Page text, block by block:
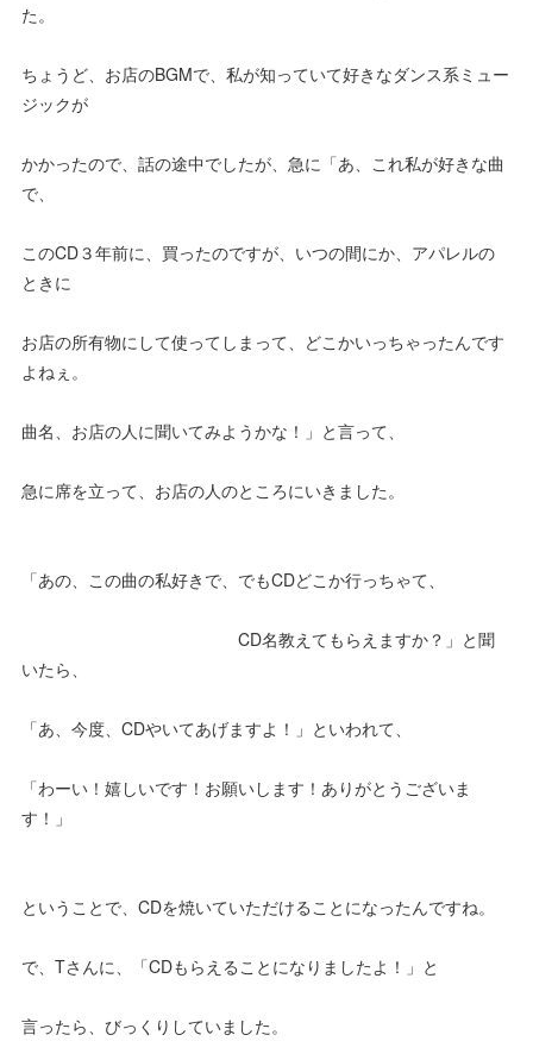
た。
ちょうど、お店のBGMで、私が知っていて好きなダンス系ミュー
ジックが
かかったので、話の途中でしたが、急に「あ、これ私が好きな曲
で、
このCD３年前に、買ったのですが、いつの間にか、アパレルの
ときに
お店の所有物にして使ってしまって、どこかいっちゃったんです
よねぇ。
曲名、お店の人に聞いてみようかな！」と言って、
急に席を立って、お店の人のところにいきました。
「あの、この曲の私好きで、でもCDどこか行っちゃて、
CD名教えてもらえますか？」と聞
いたら、
「あ、今度、CDやいてあげますよ！」といわれて、
「わーい！嬉しいです！お願いします！ありがとうございま
す！」
ということで、CDを焼いていただけることになったんですね。
で、Tさんに、「CDもらえることになりましたよ！」と
言ったら、びっくりしていました。